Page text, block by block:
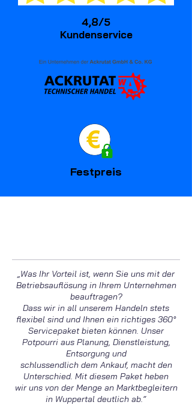
4,8/5
Kundenservice
Festpreis
„Was Ihr Vorteil ist, wenn Sie uns mit der
Betriebsauflösung in Ihrem Unternehmen
beauftragen?
Dass wir in all unserem Handeln stets
flexibel sind und Ihnen ein richtiges 360°
Servicepaket bieten können. Unser
Potpourri aus Planung, Dienstleistung,
Entsorgung und
schlussendlich dem Ankauf, macht den
Unterschied. Mit diesem Paket heben
wir uns von der Menge an Marktbegleitern
in Wuppertal deutlich ab.“